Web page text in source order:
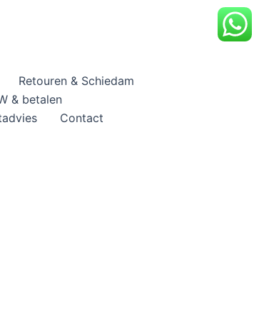
Retouren & Schiedam
& betalen
Contact